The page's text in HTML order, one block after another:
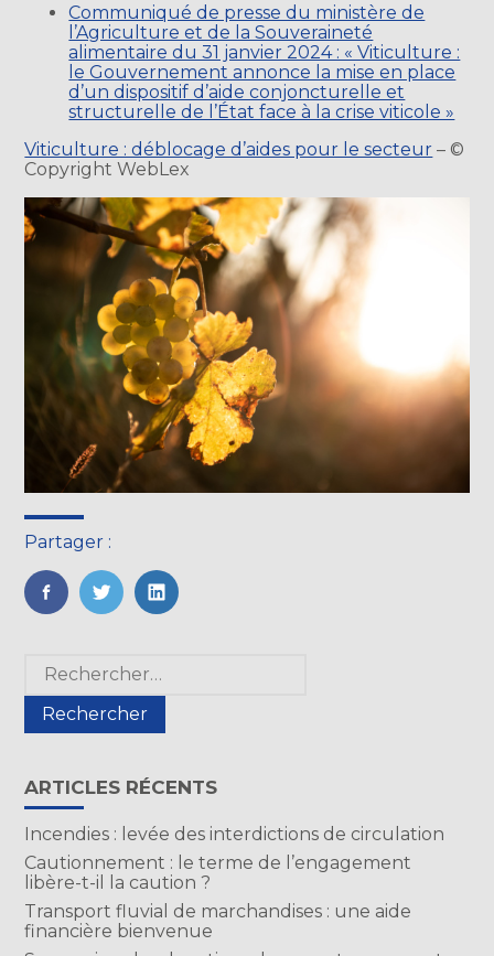
Communiqué de presse du ministère de
l’Agriculture et de la Souveraineté
alimentaire du 31 janvier 2024 : « Viticulture :
le Gouvernement annonce la mise en place
d’un dispositif d’aide conjoncturelle et
structurelle de l’État face à la crise viticole »
Viticulture : déblocage d’aides pour le secteur – ©
Copyright WebLex
Partager :
FaceBook
TwitterLinkedIn
Blog
sidebar
Rechercher :
ARTICLES RÉCENTS
Incendies : levée des interdictions de circulation
Cautionnement : le terme de l’engagement
libère-t-il la caution ?
Transport fluvial de marchandises : une aide
financière bienvenue